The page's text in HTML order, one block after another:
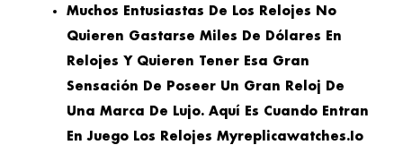
Muchos Entusiastas De Los Relojes No
Quieren Gastarse Miles De Dólares En
Relojes Y Quieren Tener Esa Gran
Sensación De Poseer Un Gran Reloj De
Una Marca De Lujo. Aquí Es Cuando Entran
En Juego Los Relojes Myreplicawatches.io